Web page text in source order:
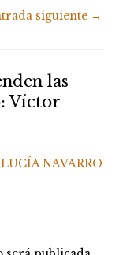
siguiente →
las
Víctor
NAVARRO